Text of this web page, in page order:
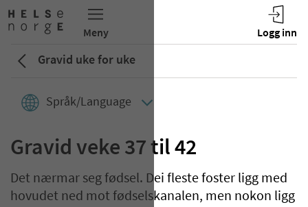
Gravid uke for uke
Språk/Language
Gravid veke 37 til 42
Det nærmar seg fødsel. Dei fleste foster ligg med
hovudet ned mot fødselskanalen, men nokon ligg